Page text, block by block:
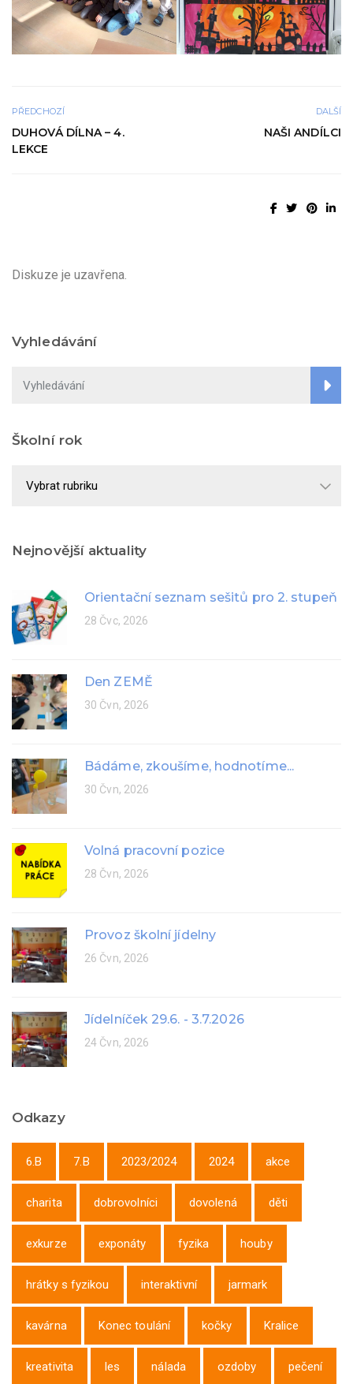
PŘEDCHOZÍ
DUHOVÁ DÍLNA – 4.
LEKCE
DALŠÍ
NAŠI ANDÍLCI
Diskuze je uzavřena.
Vyhledávání
Školní rok
Nejnovější aktuality
Orientační seznam sešitů pro 2. stupeň
28 Čvc, 2026
Den ZEMĚ
30 Čvn, 2026
Bádáme, zkoušíme, hodnotíme...
30 Čvn, 2026
Volná pracovní pozice
28 Čvn, 2026
Provoz školní jídelny
26 Čvn, 2026
Jídelníček 29.6. - 3.7.2026
24 Čvn, 2026
Odkazy
6.B 7.B 2023/2024 2024 akce
charita dobrovolníci dovolená děti
exkurze exponáty fyzika houby
hrátky s fyzikou interaktivní jarmark
kavárna Konec toulání kočky Kralice
kreativita les nálada ozdoby pečení